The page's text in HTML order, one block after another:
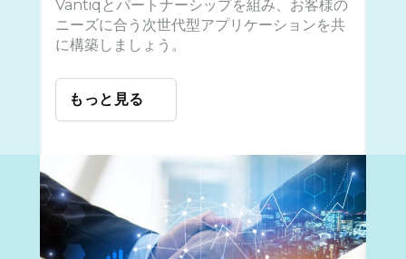
Vantiqとパートナーシップを組み、お客様の
ニーズに合う次世代型アプリケーションを共
に構築しましょう。
もっと見る